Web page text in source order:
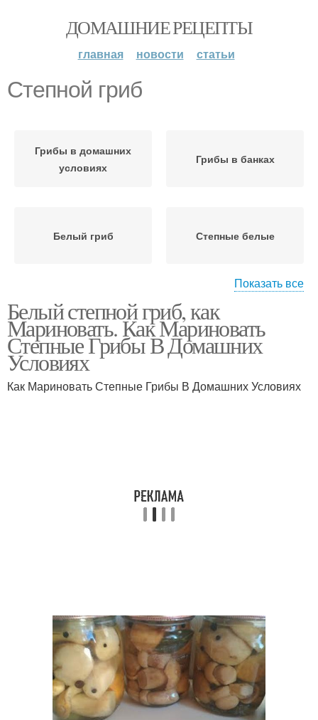
ДОМАШНИЕ РЕЦЕПТЫ
главная новости статьи
Степной гриб
Грибы в домашних
условиях
Грибы в банках
Белый гриб Степные белые
Грибы без
стерилизации
Грибы на зиму
Гриб на зиму Грибы с зеленью
Показать все
Белый степной гриб, как
Мариновать. Как Мариновать
Степные Грибы В Домашних
Условиях
Как Мариновать Степные Грибы В Домашних Условиях